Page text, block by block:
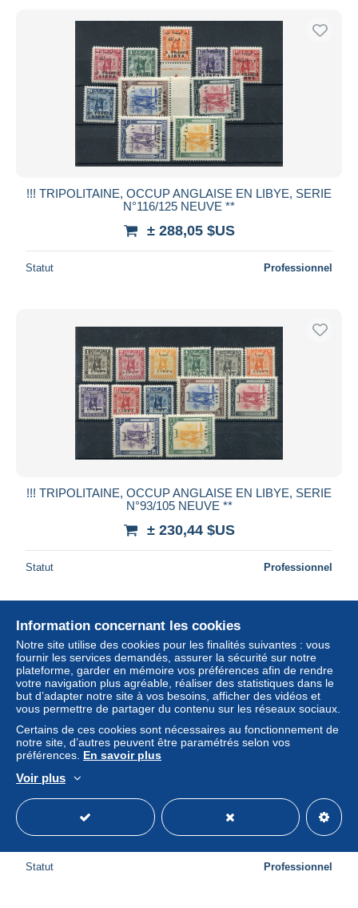
!!! TRIPOLITAINE, OCCUP ANGLAISE EN LIBYE, SERIE
N°116/125 NEUVE **
± 288,05 $US
Statut Professionnel
!!! TRIPOLITAINE, OCCUP ANGLAISE EN LIBYE, SERIE
N°93/105 NEUVE **
± 230,44 $US
Statut Professionnel
Nouveau
DE TAXES N°36/40 NEUVE *
± 40,33 $US
Statut Professionnel
Information concernant les cookies
Notre site utilise des cookies pour les finalités suivantes : vous
fournir les services demandés, assurer la sécurité sur notre
plateforme, garder en mémoire vos préférences afin de rendre
votre navigation plus agréable, réaliser des statistiques dans le
but d’adapter notre site à vos besoins, afficher des vidéos et
vous permettre de partager du contenu sur les réseaux sociaux.
Certains de ces cookies sont nécessaires au fonctionnement de
notre site, d’autres peuvent être paramétrés selon vos
préférences. En savoir plus
Voir plus